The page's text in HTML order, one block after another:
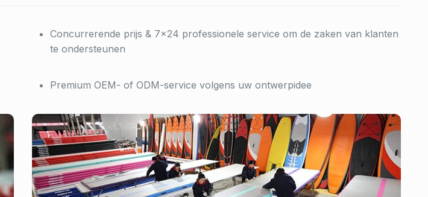
Concurrerende prijs & 7×24 professionele service om de zaken van klanten
te ondersteunen
Premium OEM- of ODM-service volgens uw ontwerpidee
Werkplaats